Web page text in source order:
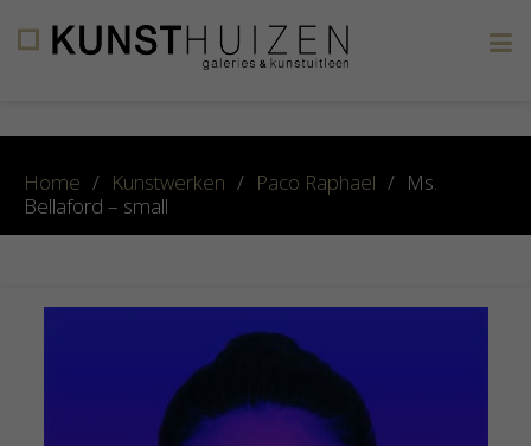
Home / Kunstwerken / Paco Raphael / Ms.
Bellaford – small